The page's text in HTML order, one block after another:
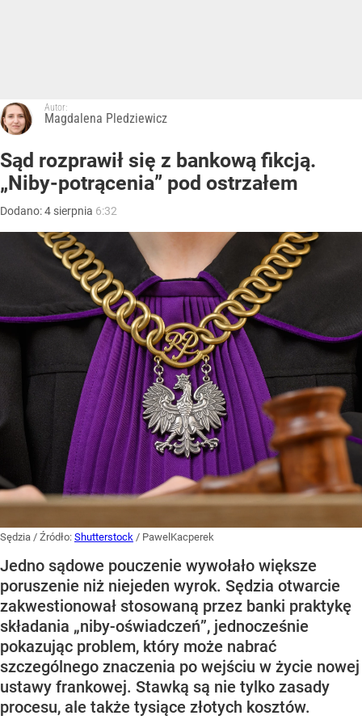
Autor:
Magdalena Pledziewicz
Sąd rozprawił się z bankową fikcją.
„Niby-potrącenia” pod ostrzałem
Dodano:4 sierpnia 6:32
Sędzia / Źródło: Shutterstock / PawelKacperek
Jedno sądowe pouczenie wywołało większe
poruszenie niż niejeden wyrok. Sędzia otwarcie
zakwestionował stosowaną przez banki praktykę
składania „niby-oświadczeń”, jednocześnie
pokazując problem, który może nabrać
szczególnego znaczenia po wejściu w życie nowej
ustawy frankowej. Stawką są nie tylko zasady
procesu, ale także tysiące złotych kosztów.